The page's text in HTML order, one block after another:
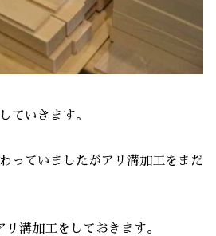
ていきます。
っていましたがアリ溝加工をまだ
溝加工をしておきます。